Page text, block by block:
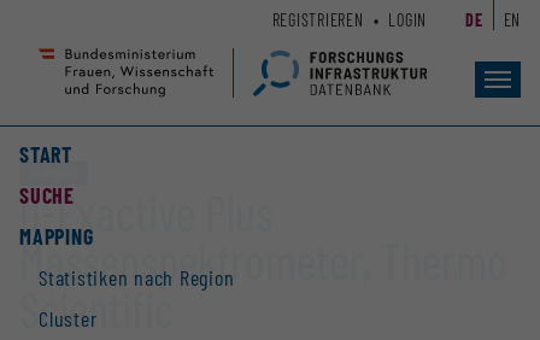
Seiteninhalt
Accesskey
Hauptnavigation
Accesskey
START
SUCHE
MAPPING
Statistiken nach Region
Cluster
REGISTRIEREN LOGIN DE EN
Q-Exactive Plus
Massenspektrometer, Thermo
Scientific